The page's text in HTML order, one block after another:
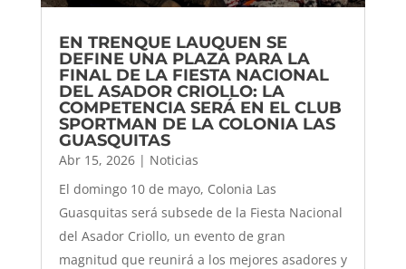
EN TRENQUE LAUQUEN SE
DEFINE UNA PLAZA PARA LA
FINAL DE LA FIESTA NACIONAL
DEL ASADOR CRIOLLO: LA
COMPETENCIA SERÁ EN EL CLUB
SPORTMAN DE LA COLONIA LAS
GUASQUITAS
Abr 15, 2026| Noticias
El domingo 10 de mayo, Colonia Las
Guasquitas será subsede de la Fiesta Nacional
del Asador Criollo, un evento de gran
magnitud que reunirá a los mejores asadores y